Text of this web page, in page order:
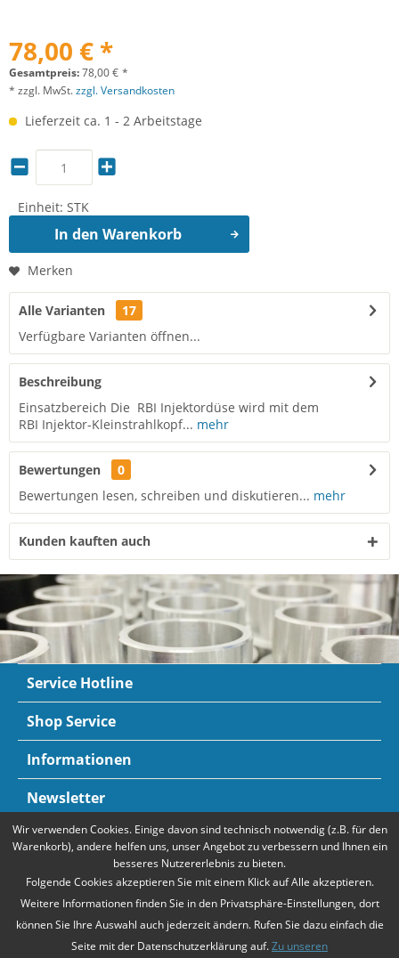
78,00 € *
Gesamtpreis:78,00€ *
* zzgl. MwSt.zzgl. Versandkosten
Lieferzeit ca. 1 - 2 Arbeitstage
Einheit: STK
In den Warenkorb
Merken
Alle Varianten
17
Verfügbare Varianten öffnen...
Beschreibung
Einsatzbereich Die RBI Injektordüse wird mit dem
RBI Injektor-Kleinstrahlkopf... mehr
Bewertungen
0
Bewertungen lesen, schreiben und diskutieren... mehr
Kunden kauften auch
Service Hotline
Shop Service
Informationen
Newsletter
Zahlungsarten Mehr Informationen
Wir verwenden Cookies. Einige davon sind technisch notwendig (z.B. für den
Warenkorb), andere helfen uns, unser Angebot zu verbessern und Ihnen ein
besseres Nutzererlebnis zu bieten.
Folgende Cookies akzeptieren Sie mit einem Klick auf Alle akzeptieren.
Weitere Informationen finden Sie in den Privatsphäre-Einstellungen, dort
können Sie Ihre Auswahl auch jederzeit ändern. Rufen Sie dazu einfach die
Seite mit der Datenschutzerklärung auf.Zu unseren